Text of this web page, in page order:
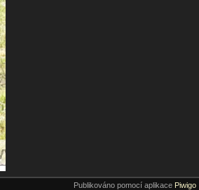
Publikováno pomocí aplikace Piwigo